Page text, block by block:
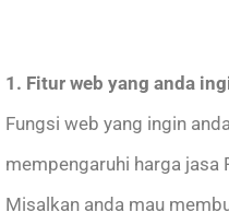
1. Fitur web yang anda
Fungsi web yang ingin
mempengaruhi harga jasa
Misalkan anda mau